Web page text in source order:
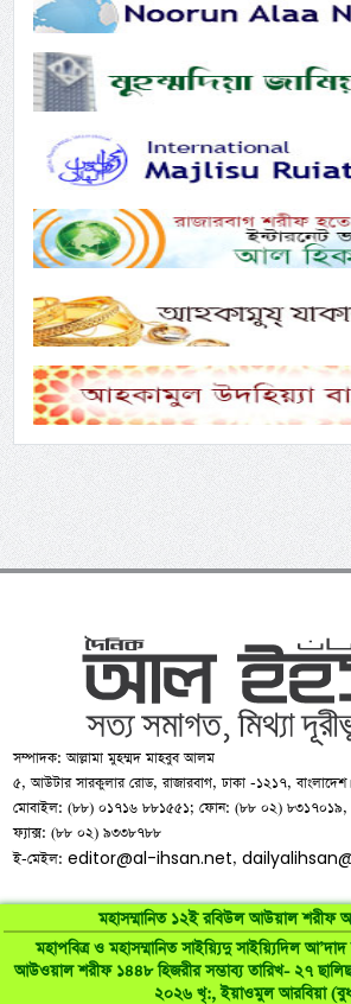
মহাসম্মানিত ১২ই রবিউল আউয়াল শরীফ
মহাপবিত্র ও মহাসম্মানিত সাইয়্যিদু সাইয়্যিদিল
আউওয়াল শরীফ ১৪৪৮ হিজরীর সম্ভাব্য তারিখ- ২৭
২০২৬ খৃ:, ইয়াওমুল আরবিয়া
সম্পাদক: আল্লামা মুহম্মদ মাহবুব আলম
৫, আউটার সারকুলার রোড, রাজারবাগ, ঢাকা -১২১৭, বাংলাদেশ।
মোবাইল: (৮৮) ০১৭১৬ ৮৮১৫৫১; ফোন: (৮৮ ০২)
ফ্যাক্স: (৮৮ ০২) ৯৩৩৮৭৮৮
ই-মেইল:editor@al-ihsan.net,
©al-ihsan.net2007-2026. All Rights